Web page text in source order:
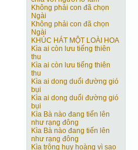
Không phải con đã chọn
Ngài
Không phải con đã chọn
Ngài
KHÚC HÁT MỘT LOÀI HOA
Kìa ai còn lưu tiếng thiên
thu
Kìa ai còn lưu tiếng thiên
thu
Kìa ai dong duổi đường gió
bụi
Kìa ai dong duổi đường gió
bụi
Kìa Bà nào đang tiến lên
như rạng đông
Kìa Bà nào đang tiến lên
như rạng đông
Kìa trông huy hoàng vì sao